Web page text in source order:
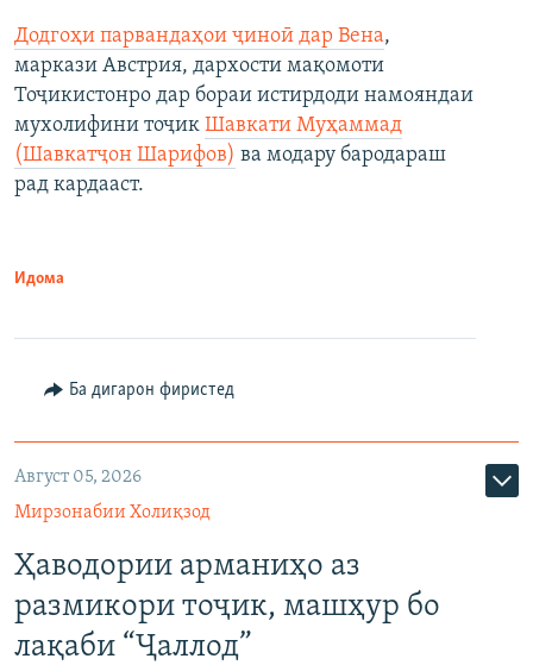
Додгоҳи парвандаҳои ҷиноӣ дар Вена,
маркази Австрия, дархости мақомоти
Тоҷикистонро дар бораи истирдоди намояндаи
мухолифини тоҷик Шавкати Муҳаммад
(Шавкатҷон Шарифов) ва модару бародараш
рад кардааст.
Идома
Ба дигарон фиристед
Август 05, 2026
Мирзонабии Холиқзод
Ҳаводории арманиҳо аз
размикори тоҷик, машҳур бо
лақаби “Ҷаллод”